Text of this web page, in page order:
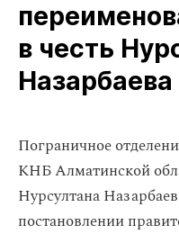
в честь
Назарбаева
Пограничное
КНБ Алматинской
Нурсултана
постановлении